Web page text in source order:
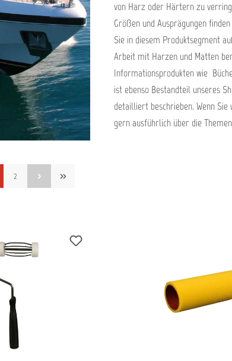
von Harz oder Härtern zu
Größen und Ausprägungen
Sie in diesem Produktsegment
Arbeit mit Harzen und Matten
Informationsprodukten wie
ist ebenso Bestandteil unseres
detailliert beschrieben. Wenn
gern ausführlich über die
2